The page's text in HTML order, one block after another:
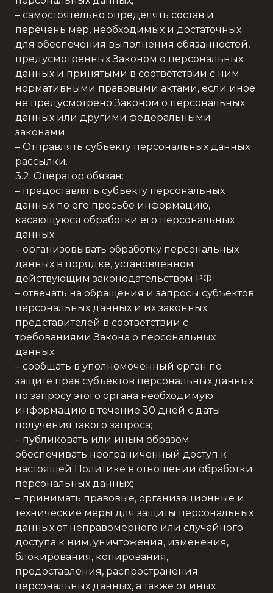
– самостоятельно определять состав и
перечень мер, необходимых и достаточных
для обеспечения выполнения обязанностей,
предусмотренных Законом о персональных
данных и принятыми в соответствии с ним
нормативными правовыми актами, если иное
не предусмотрено Законом о персональных
данных или другими федеральными
законами;
– Отправлять субъекту персональных данных
рассылки.
3.2. Оператор обязан:
– предоставлять субъекту персональных
данных по его просьбе информацию,
касающуюся обработки его персональных
данных;
– организовывать обработку персональных
данных в порядке, установленном
действующим законодательством РФ;
– отвечать на обращения и запросы субъектов
персональных данных и их законных
представителей в соответствии с
требованиями Закона о персональных
данных;
– сообщать в уполномоченный орган по
защите прав субъектов персональных данных
по запросу этого органа необходимую
информацию в течение 30 дней с даты
получения такого запроса;
– публиковать или иным образом
обеспечивать неограниченный доступ к
настоящей Политике в отношении обработки
персональных данных;
– принимать правовые, организационные и
технические меры для защиты персональных
данных от неправомерного или случайного
доступа к ним, уничтожения, изменения,
блокирования, копирования,
предоставления, распространения
персональных данных, а также от иных